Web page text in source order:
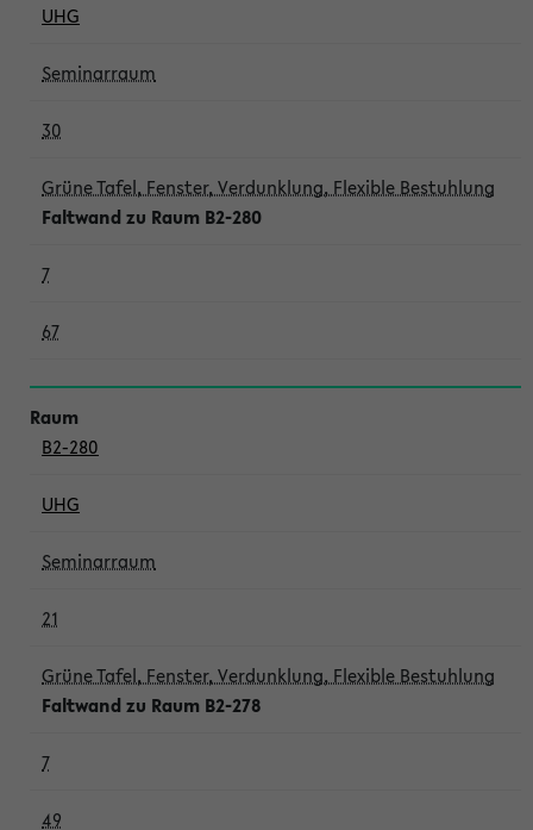
UHG
Seminarraum
30
Grüne Tafel, Fenster, Verdunklung, Flexible Bestuhlung
Faltwand zu Raum B2-280
7
67
B2-280
UHG
Seminarraum
21
Grüne Tafel, Fenster, Verdunklung, Flexible Bestuhlung
Faltwand zu Raum B2-278
7
49